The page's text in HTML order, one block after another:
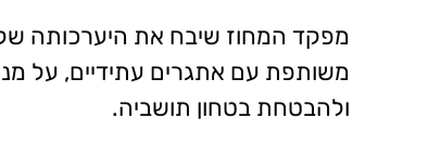
מפקד המחוז שיבח את היערכותה של
משותפת עם אתגרים עתידיים, על
ולהבטחת בטחון תושביה.